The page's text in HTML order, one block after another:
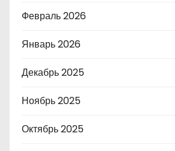
Февраль 2026
Январь 2026
Декабрь 2025
Ноябрь 2025
Октябрь 2025